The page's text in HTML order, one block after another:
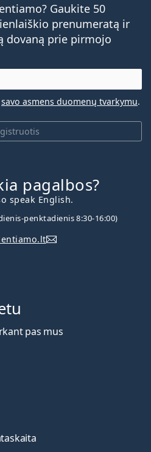
Gaukite 50
prenumeratą ir
dovaną prie pirmojo
savo asmens duomenų tvarkymu.
pagalbos?
speak English.
penktadienis 8:30-16:00)
pas mus